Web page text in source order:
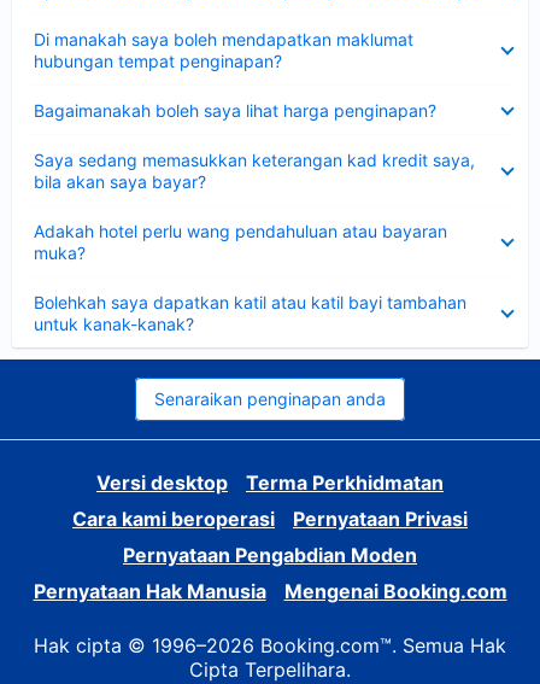
Di manakah saya boleh mendapatkan maklumat
hubungan tempat penginapan?
Bagaimanakah boleh saya lihat harga penginapan?
Saya sedang memasukkan keterangan kad kredit saya,
bila akan saya bayar?
Adakah hotel perlu wang pendahuluan atau bayaran
muka?
Bolehkah saya dapatkan katil atau katil bayi tambahan
untuk kanak-kanak?
Senaraikan penginapan anda
Versi desktop
Terma Perkhidmatan
Cara kami beroperasi
Pernyataan Privasi
Pernyataan Pengabdian Moden
Pernyataan Hak Manusia
Mengenai Booking.com
Hak cipta © 1996–2026 Booking.com™. Semua Hak
Cipta Terpelihara.